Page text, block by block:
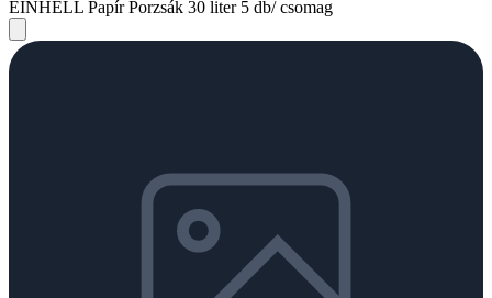
EINHELL Papír Porzsák 30 liter 5 db/ csomag